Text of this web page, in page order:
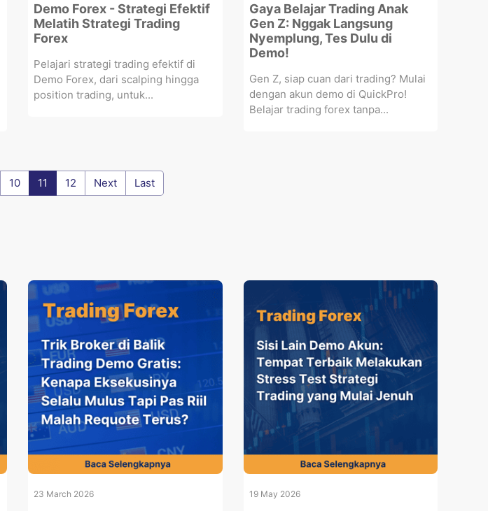
Demo Forex - Strategi Efektif
Melatih Strategi Trading
Forex
Pelajari strategi trading efektif di
Demo Forex, dari scalping hingga
position trading, untuk...
Gaya Belajar Trading Anak
Gen Z: Nggak Langsung
Nyemplung, Tes Dulu di
Demo!
Gen Z, siap cuan dari trading? Mulai
dengan akun demo di QuickPro!
Belajar trading forex tanpa...
10 11 12 Next Last
23 March 2026 19 May 2026